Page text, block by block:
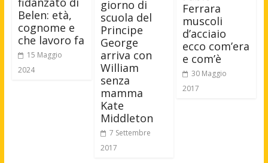
Belen: età,
cognome e
che lavoro fa
15 Maggio
2024
giorno di
scuola del
Principe
George
arriva con
William
senza
mamma
Kate
Middleton
7 Settembre
2017
Ferrara
muscoli
d’acciaio
ecco com’era
e com’è
30 Maggio
2017